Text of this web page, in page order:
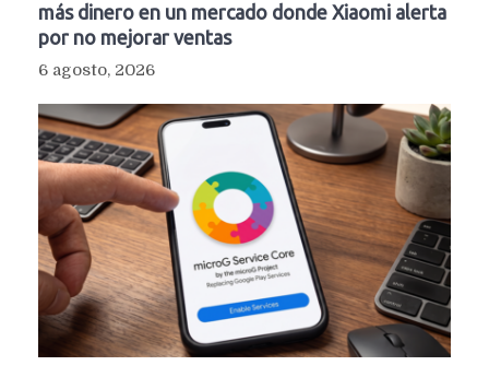
más dinero en un mercado donde Xiaomi alerta
por no mejorar ventas
6 agosto, 2026